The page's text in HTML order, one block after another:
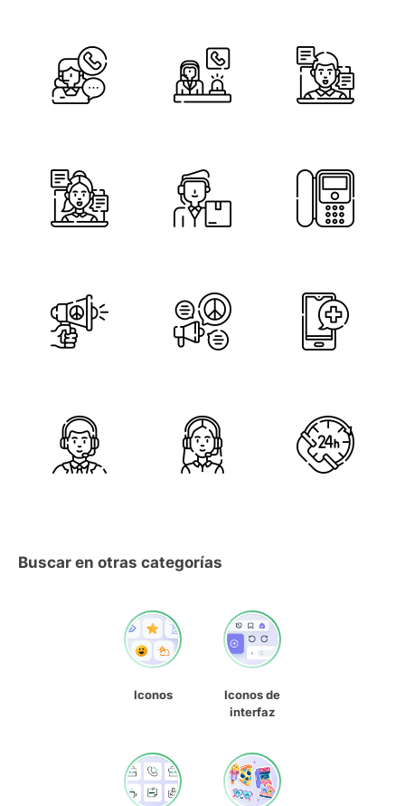
Buscar en otras categorías
Iconos
Iconos de
interfaz